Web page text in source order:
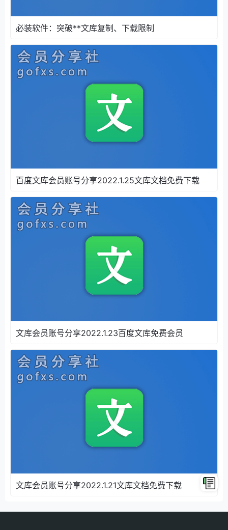
分享这两个百度贴吧里面有大神能够下载，让他们代下
一下就行！ 展开全部 你好，你要下载是收费文档，要
不会有人帮你下载的。如果你要其他用“下载券”下载
的，把链接给我，我可以帮你下载。希望我可以帮到
你。
必装软件：突破**文库复制、下载限制
百度文库会员账号分享2022.1.25文库文档免费下载
文库会员账号分享2022.1.23百度文库免费会员
文库会员账号分享2022.1.21文库文档免费下载